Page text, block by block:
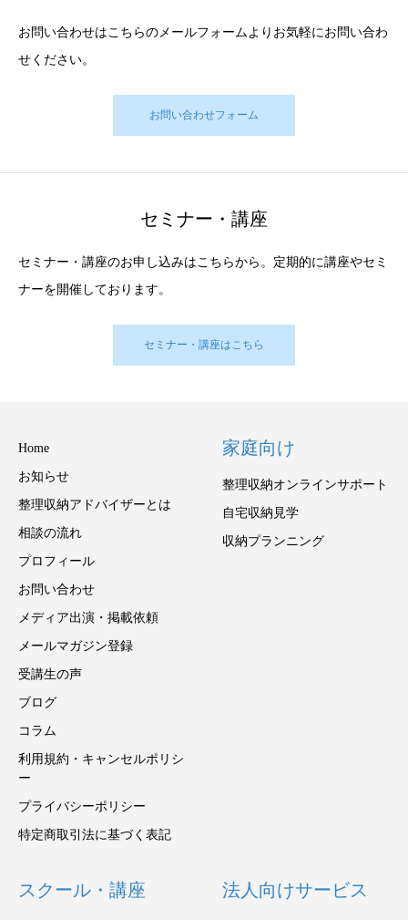
お問い合わせはこちらのメールフォームよりお気軽にお問い合わ
せください。
お問い合わせフォーム
セミナー・講座
セミナー・講座のお申し込みはこちらから。定期的に講座やセミ
ナーを開催しております。
セミナー・講座はこちら
Home
お知らせ
整理収納アドバイザーとは
相談の流れ
プロフィール
お問い合わせ
メディア出演・掲載依頼
メールマガジン登録
受講生の声
ブログ
コラム
利用規約・キャンセルポリシ
ー
プライバシーポリシー
特定商取引法に基づく表記
家庭向け
整理収納オンラインサポート
自宅収納見学
収納プランニング
スクール・講座 法人向けサービス